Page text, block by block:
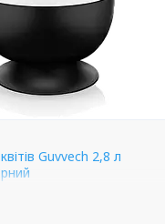
Guvvech 2,8 л